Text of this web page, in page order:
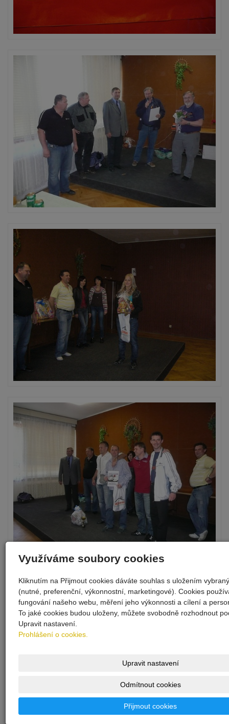
Využíváme soubory cookies
Kliknutím na Přijmout cookies dáváte souhlas s uložením
(nutné, preferenční, výkonnostní, marketingové). Cookies
fungování našeho webu, měření jeho výkonnosti a cílení a
To jaké cookies budou uloženy, můžete svobodně rozhodnout
Upravit nastavení.
Prohlášení o cookies.
Upravit nastavení
Odmítnout cookies
Přijmout cookies